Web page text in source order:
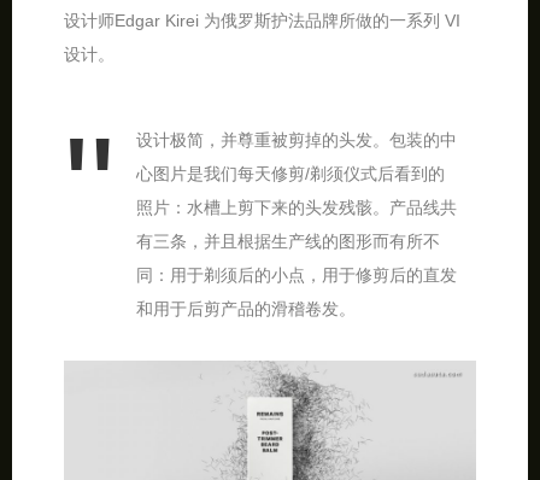
设计师Edgar Kirei 为俄罗斯护法品牌所做的一系列 VI
设计。
设计极简，并尊重被剪掉的头发。包装的中
心图片是我们每天修剪/剃须仪式后看到的
照片：水槽上剪下来的头发残骸。产品线共
有三条，并且根据生产线的图形而有所不
同：用于剃须后的小点，用于修剪后的直发
和用于后剪产品的滑稽卷发。